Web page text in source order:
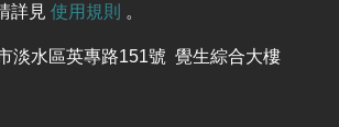
詳見 使用規則 。
淡水區英專路151號 覺生綜合大樓